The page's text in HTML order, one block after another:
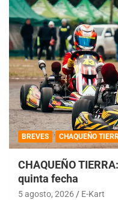
BREVES CHAQUEÑO
CHAQUEÑO
quinta fecha
5 agosto, 2026 E-Kart